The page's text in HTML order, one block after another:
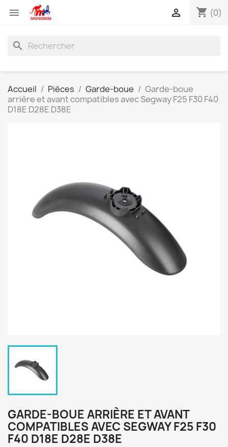
 shopping_cart (0)

search
Accueil Pièces Garde-boue
Garde-boue
arrière et avant compatibles avec Segway F25 F30 F40
D18E D28E D38E
GARDE-BOUE ARRIÈRE ET AVANT
COMPATIBLES AVEC SEGWAY F25 F30
F40 D18E D28E D38E